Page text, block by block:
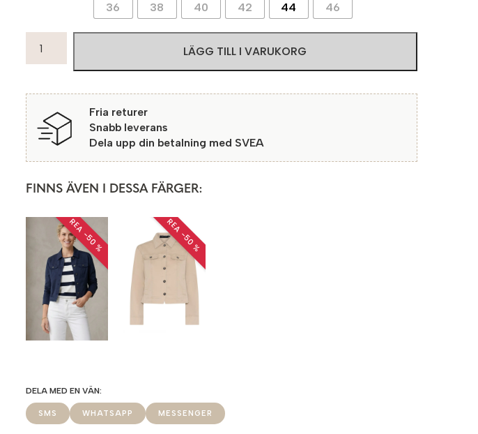
36 38 40 42 44 46
Jacka
Bright
White
mängd
LÄGG TILL I VARUKORG
Fria returer
Snabb leverans
Dela upp din betalning med SVEA
FINNS ÄVEN I DESSA FÄRGER:
REA −50 % REA −50 %
SMS WHATSAPP MESSENGER